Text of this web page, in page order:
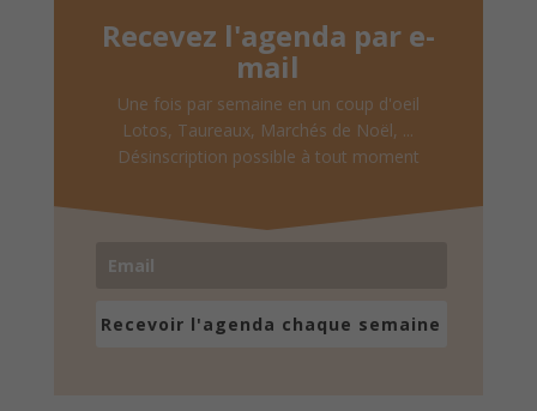
Recevez l'agenda par e-
mail
Une fois par semaine en un coup d'oeil
Lotos, Taureaux, Marchés de Noël, ...
Désinscription possible à tout moment
Recevoir l'agenda chaque semaine